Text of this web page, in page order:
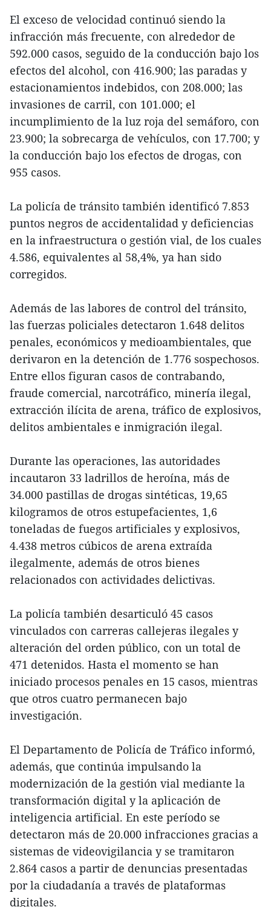
El exceso de velocidad continuó siendo la
infracción más frecuente, con alrededor de
592.000 casos, seguido de la conducción bajo los
efectos del alcohol, con 416.900; las paradas y
estacionamientos indebidos, con 208.000; las
invasiones de carril, con 101.000; el
incumplimiento de la luz roja del semáforo, con
23.900; la sobrecarga de vehículos, con 17.700; y
la conducción bajo los efectos de drogas, con
955 casos.
La policía de tránsito también identificó 7.853
puntos negros de accidentalidad y deficiencias
en la infraestructura o gestión vial, de los cuales
4.586, equivalentes al 58,4%, ya han sido
corregidos.
Además de las labores de control del tránsito,
las fuerzas policiales detectaron 1.648 delitos
penales, económicos y medioambientales, que
derivaron en la detención de 1.776 sospechosos.
Entre ellos figuran casos de contrabando,
fraude comercial, narcotráfico, minería ilegal,
extracción ilícita de arena, tráfico de explosivos,
delitos ambientales e inmigración ilegal.
Durante las operaciones, las autoridades
incautaron 33 ladrillos de heroína, más de
34.000 pastillas de drogas sintéticas, 19,65
kilogramos de otros estupefacientes, 1,6
toneladas de fuegos artificiales y explosivos,
4.438 metros cúbicos de arena extraída
ilegalmente, además de otros bienes
relacionados con actividades delictivas.
La policía también desarticuló 45 casos
vinculados con carreras callejeras ilegales y
alteración del orden público, con un total de
471 detenidos. Hasta el momento se han
iniciado procesos penales en 15 casos, mientras
que otros cuatro permanecen bajo
investigación.
El Departamento de Policía de Tráfico informó,
además, que continúa impulsando la
modernización de la gestión vial mediante la
transformación digital y la aplicación de
inteligencia artificial. En este período se
detectaron más de 20.000 infracciones gracias a
sistemas de videovigilancia y se tramitaron
2.864 casos a partir de denuncias presentadas
por la ciudadanía a través de plataformas
digitales.